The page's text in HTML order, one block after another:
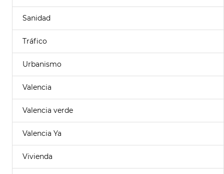
Sanidad
Tráfico
Urbanismo
Valencia
Valencia verde
Valencia Ya
Vivienda